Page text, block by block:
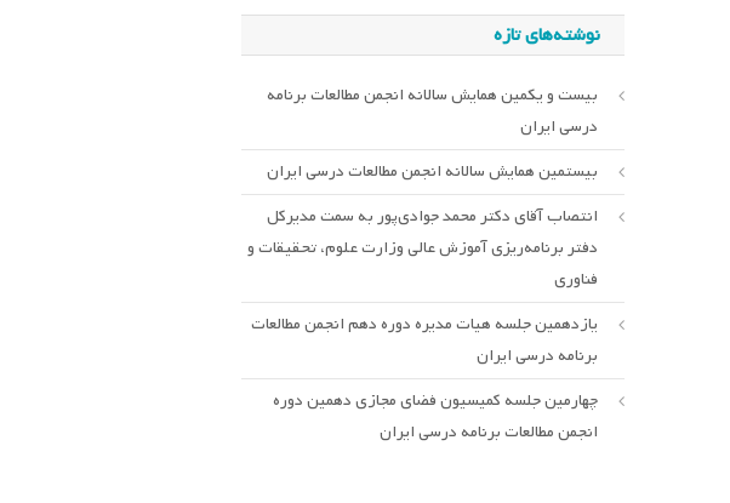
نوشته‌های تازه
بیست و یکمین همایش سالانه انجمن مطالعات برنامه
درسی ایران
بیستمین همایش سالانه انجمن مطالعات درسی ایران
انتصاب آقای دکتر محمد جوادی‌پور به سمت مدیرکل
دفتر برنامه‌ریزی آموزش عالی وزارت علوم، تحقیقات و
فناوری
یازدهمین جلسه هیات مدیره دوره دهم انجمن مطالعات
برنامه درسی ایران
چهارمین جلسه کمیسیون فضای مجازی دهمین دوره
انجمن مطالعات برنامه درسی ایران